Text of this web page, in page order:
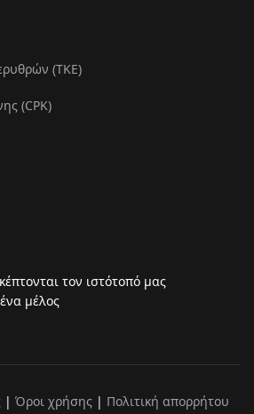
(ΤΚΕ)
(CPK)
τον ιστότοπό μας
μέλος
| Όροι χρήσης| Πολιτική απορρήτου